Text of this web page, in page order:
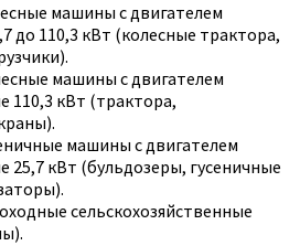
машины с двигателем
до 110,3 кВт (колесные трактора,
машины с двигателем
кВт (трактора,
машины с двигателем
кВт (бульдозеры, гусеничные
сельскохозяйственные